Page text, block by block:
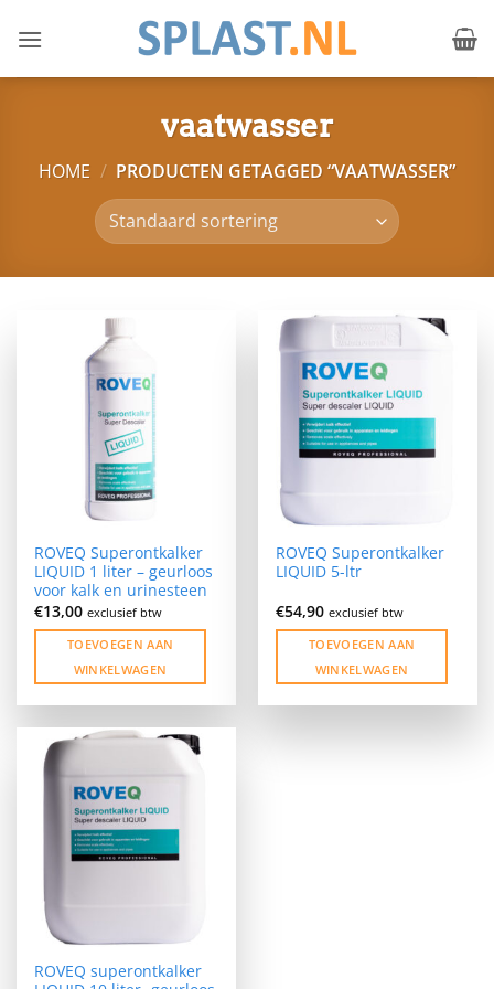
naar
vaatwasser
HOME / PRODUCTEN GETAGGED “VAATWASSER”
ROVEQ Superontkalker
LIQUID 1 liter – geurloos
voor kalk en urinesteen
€13,00 exclusief btw
TOEVOEGEN AAN
WINKELWAGEN
ROVEQ Superontkalker
LIQUID 5-ltr
€54,90 exclusief btw
TOEVOEGEN AAN
WINKELWAGEN
ROVEQ superontkalker